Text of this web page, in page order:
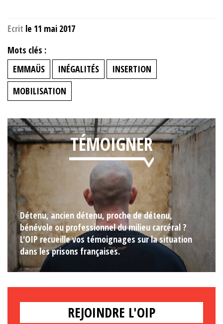
Ecrit le 11 mai 2017
Mots clés :
EMMAÜS
INÉGALITÉS
INSERTION
MOBILISATION
TÉMOIGNER
Détenu, ancien détenu, proche de détenu,
bénévole ou professionnel du milieu carcéral ?
L'OIP recueille vos témoignages sur la situation
dans les prisons françaises.
REJOINDRE L'OIP